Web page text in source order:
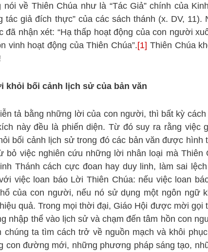
về Thiên Chúa như là “Tác Giả” chính của
giả đích thực” của các sách thánh (x. DV, 11).
nhận xét: “Hạ thấp hoạt động của con người
vinh hoạt động của Thiên Chúa”.[1] Thiên Chúa
khỏi bối cảnh lịch sử của bản văn
tả bằng những lời của con người, thì bất kỳ cách
này đều là phiến diện. Từ đó suy ra rằng việc
bối cảnh lịch sử trong đó các bản văn được hình
việc nghiên cứu những lời nhân loại mà Thiên
Thánh cách cực đoan hay duy linh, làm sai
việc loan báo Lời Thiên Chúa: nếu việc loan
của con người, nếu nó sử dụng một ngôn ngữ
quả. Trong mọi thời đại, Giáo Hội được mời gọi
nhập thể vào lịch sử và chạm đến tâm hồn con
ta tìm cách trở về nguồn mạch và khôi
con đường mới, những phương pháp sáng tạo,